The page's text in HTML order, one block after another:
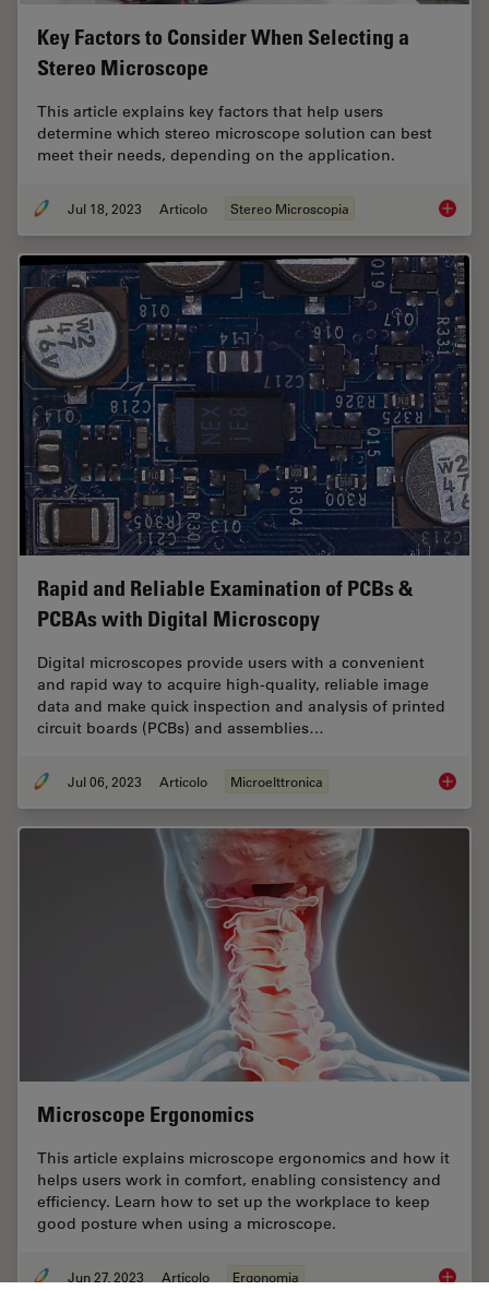
Key Factors to Consider When Selecting a
Stereo Microscope
This article explains key factors that help users
determine which stereo microscope solution can best
meet their needs, depending on the application.
Jul 18, 2023 Articolo Stereo Microscopia Key
Rapid and Reliable Examination of PCBs &
PCBAs with Digital Microscopy
Digital microscopes provide users with a convenient
and rapid way to acquire high-quality, reliable image
data and make quick inspection and analysis of printed
circuit boards (PCBs) and assemblies…
Jul 06, 2023 Articolo Microelttronica Rapid
Microscope Ergonomics
This article explains microscope ergonomics and how it
helps users work in comfort, enabling consistency and
efficiency. Learn how to set up the workplace to keep
good posture when using a microscope.
Jun 27, 2023 Articolo Ergonomia